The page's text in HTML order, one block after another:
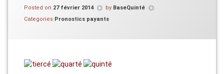
Posted on 27 février 2014 by BaseQuinté
Categories:Pronostics payants